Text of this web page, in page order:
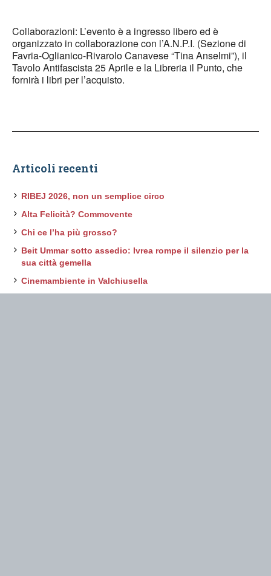
Collaborazioni: L’evento è a ingresso libero ed è
organizzato in collaborazione con l’A.N.P.I. (Sezione di
Favria-Oglianico-Rivarolo Canavese “Tina Anselmi”), il
Tavolo Antifascista 25 Aprile e la Libreria il Punto, che
fornirà i libri per l’acquisto.
Articoli recenti
RIBEJ 2026, non un semplice circo
Alta Felicità? Commovente
Chi ce l’ha più grosso?
Beit Ummar sotto assedio: Ivrea rompe il silenzio per la
sua città gemella
Cinemambiente in Valchiusella